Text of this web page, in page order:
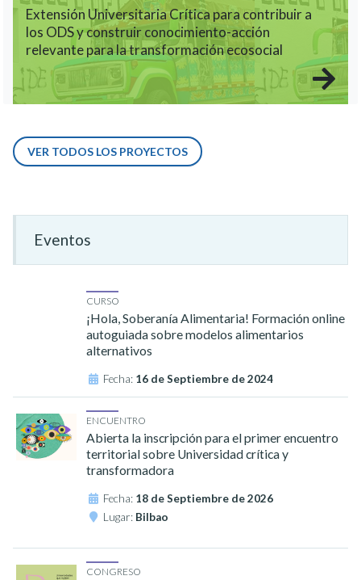
Extensión Universitaria Crítica para contribuir a
los ODS y construir conocimiento-acción
relevante para la transformación ecosocial
VER TODOS LOS PROYECTOS
Eventos
CURSO
¡Hola, Soberanía Alimentaria! Formación online
autoguiada sobre modelos alimentarios
alternativos
Fecha: 16 de Septiembre de 2024
ENCUENTRO
Abierta la inscripción para el primer encuentro
territorial sobre Universidad crítica y
transformadora
Fecha: 18 de Septiembre de 2026
Lugar: Bilbao
CONGRESO